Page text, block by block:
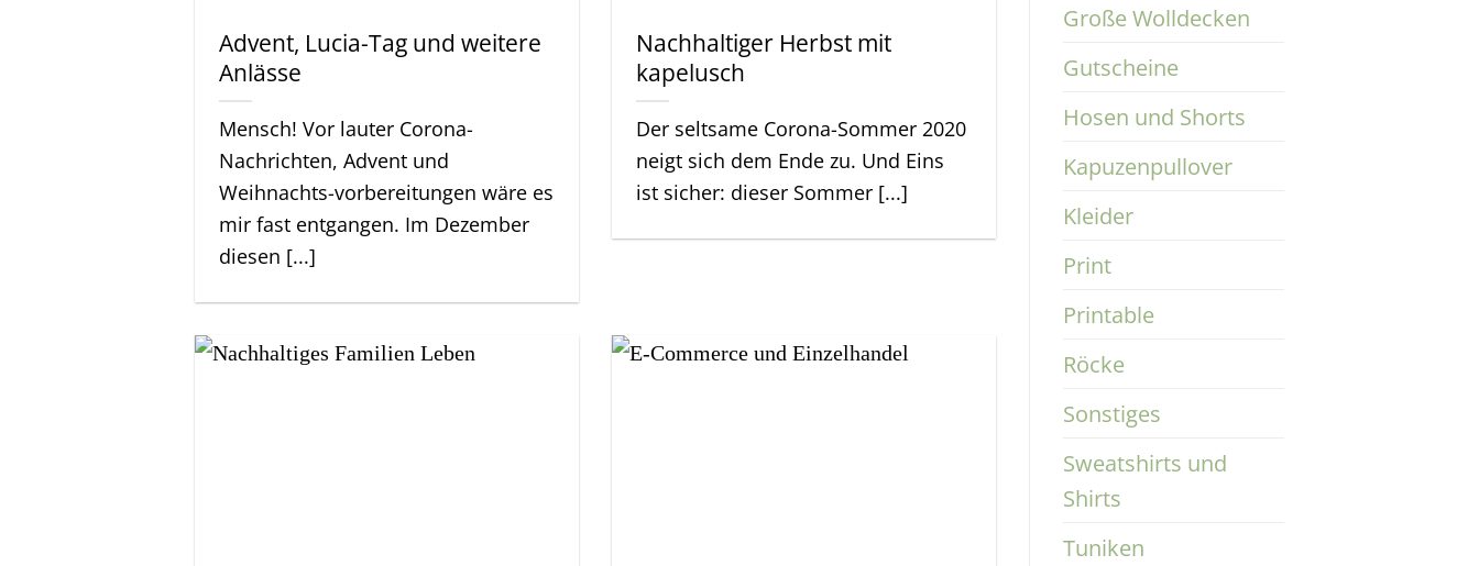
Advent, Lucia-Tag und weitere
Anlässe
Mensch! Vor lauter Corona-
Nachrichten, Advent und
Weihnachts-vorbereitungen wäre es
mir fast entgangen. Im Dezember
diesen [...]
Nachhaltiger Herbst mit
kapelusch
Der seltsame Corona-Sommer 2020
neigt sich dem Ende zu. Und Eins
ist sicher: dieser Sommer [...]
Große Wolldecken
Gutscheine
Hosen und Shorts
Kapuzenpullover
Kleider
Print
Printable
Röcke
Sonstiges
Sweatshirts und
Shirts
Tuniken